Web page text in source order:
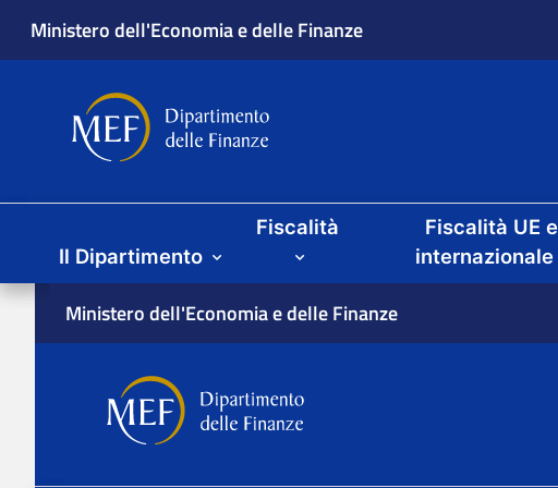
Ministero dell'Economia e delle Finanze
Dipartimento delle Finanze
Menu principale
Il Dipartimento
Fiscalità
Fiscalità UE e
internazionale
Ministero dell'Economia e delle Finanze
Dipartimento delle Finanze